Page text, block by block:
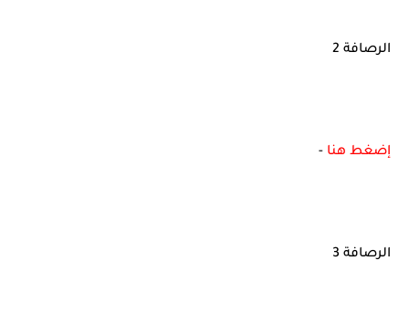
الرصافة 2
إضغط هنا -
الرصافة 3